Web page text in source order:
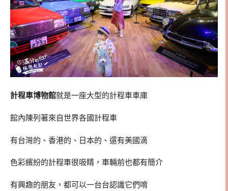
計程車博物館就是一座大型的計程車車庫
館內陳列著來自世界各國計程車
有台灣的、香港的、日本的、還有美國滴
色彩繽紛的計程車很吸睛，車輛前也都有簡介
有興趣的朋友，都可以一台台認識它們唷